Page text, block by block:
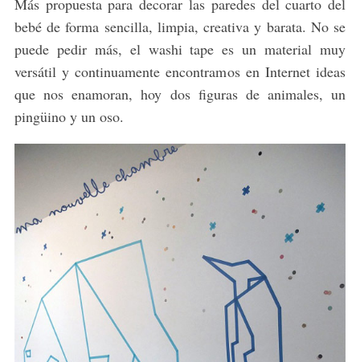
Más propuesta para decorar las paredes del cuarto del
bebé de forma sencilla, limpia, creativa y barata. No se
puede pedir más, el washi tape es un material muy
versátil y continuamente encontramos en Internet ideas
que nos enamoran, hoy dos figuras de animales, un
pingüino y un oso.